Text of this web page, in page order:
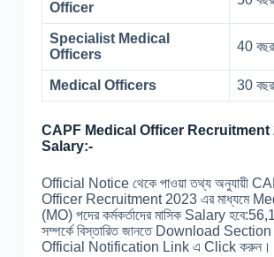
Officer
Specialist Medical
Officers
40 বছর
Medical Officers 30 বছর
CAPF Medical Officer Recruitment
Salary:-
Official Notice থেকে পাওয়া তথ্য অনুযায়ী
Officer Recruitment 2023 এর মাধ্যমে
(MO) পদের কর্মকর্তাদের মাসিক Salary
সম্পর্কে বিস্তারিত জানতে Download Section
Official Notification Link এ Click করুন।